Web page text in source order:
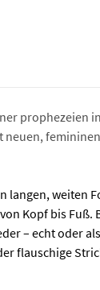
prophezeien
weiten
Kopf bis
– echt oder
flauschige